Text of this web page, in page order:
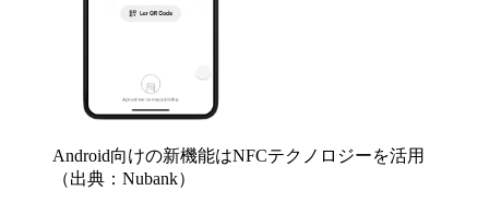
Android向けの新機能はNFCテクノロジーを活用
（出典：Nubank）